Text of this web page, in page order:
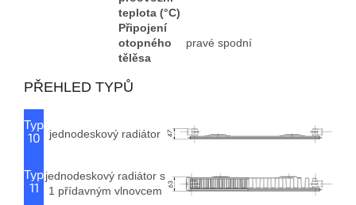
teplota (°C)
Připojení
otopného
tělěsa
pravé spodní
PŘEHLED TYPŮ
Typ
10
jednodeskový radiátor
Typ
11
jednodeskový radiátor s
1 přídavným vlnovcem